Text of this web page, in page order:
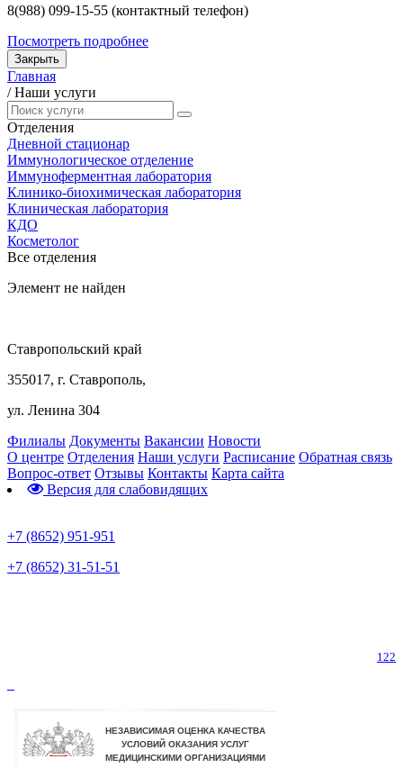
8(988) 099-15-55 (контактный телефон)
Посмотреть подробнее
Закрыть
Главная
/ Наши услуги
Отделения
Дневной стационар
Иммунологическое отделение
Иммуноферментная лаборатория
Клинико-биохимическая лаборатория
Клиническая лаборатория
КДО
Косметолог
Все отделения
Элемент не найден
Ставропольский край
355017, г. Ставрополь,
ул. Ленина 304
Филиалы Документы Вакансии Новости
О центре Отделения Наши услуги Расписание Обратная связь
Вопрос-ответ Отзывы Контакты Карта сайта
Версия для слабовидящих
+7 (8652) 951-951
+7 (8652) 31-51-51
122